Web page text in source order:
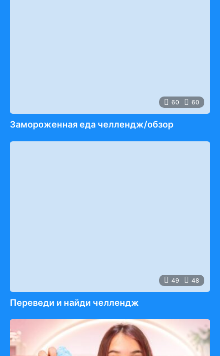
60 60
Замороженная еда челлендж/обзор
49 48
Переведи и найди челлендж